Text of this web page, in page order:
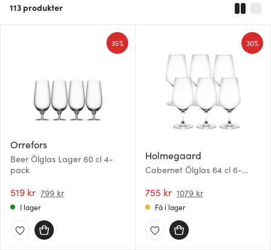
113 produkter
Orrefors
Beer Ölglas Lager 60 cl 4-
pack
519 kr 799 kr
35%
I lager
Holmegaard
Cabernet Ölglas 64 cl 6-
755 kr 1079 kr
30%
Få i lager